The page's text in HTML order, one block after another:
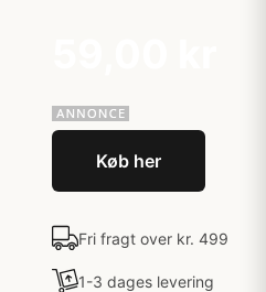
Køb her
Fri fragt over kr. 499
1-3 dages levering